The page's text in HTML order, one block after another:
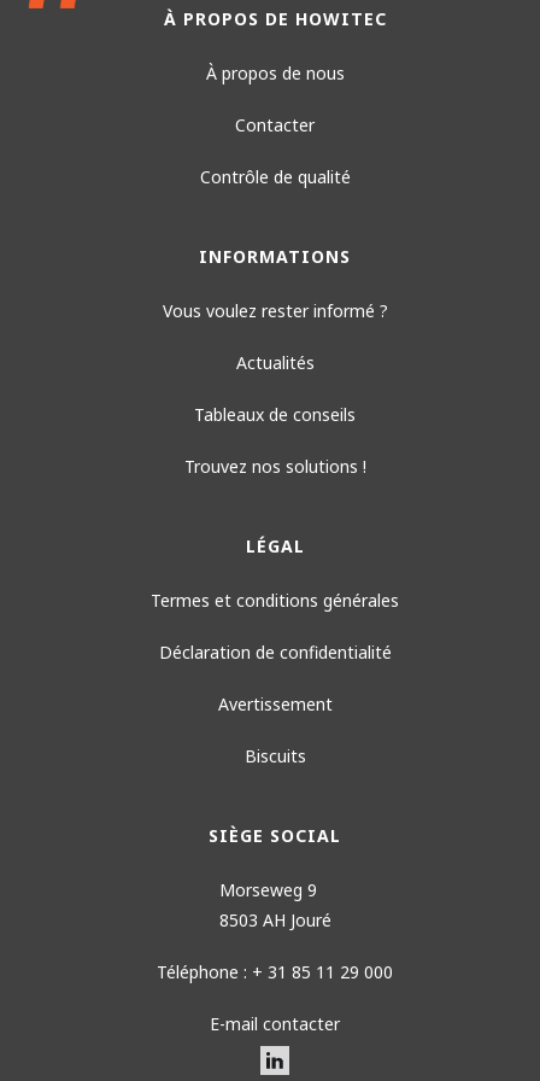
par la mineuse des feuilles !
À PROPOS DE HOWITEC
À propos de nous
Contacter
Contrôle de qualité
INFORMATIONS
Vous voulez rester informé ?
Actualités
Tableaux de conseils
Trouvez nos solutions !
LÉGAL
Termes et conditions générales
Déclaration de confidentialité
Avertissement
Biscuits
SIÈGE SOCIAL
Morseweg 9
8503 AH Jouré
Téléphone : + 31 85 11 29 000
E-mail contacter